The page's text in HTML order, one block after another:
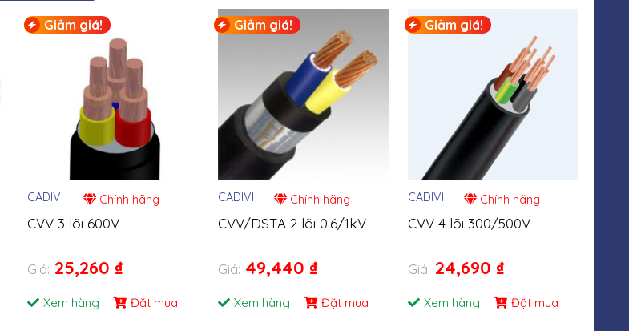
Giảm giá!
CADIVI Chính hãng
CVV 3 lõi 600V
Giá: 25,260 ₫
Xem hàng Đặt mua
Giảm giá!
CADIVI Chính hãng
CVV/DSTA 2 lõi 0.6/1kV
Giá: 49,440 ₫
Xem hàng Đặt mua
Giảm giá!
CADIVI Chính hãng
CVV 4 lõi 300/500V
Giá: 24,690 ₫
Xem hàng Đặt mua